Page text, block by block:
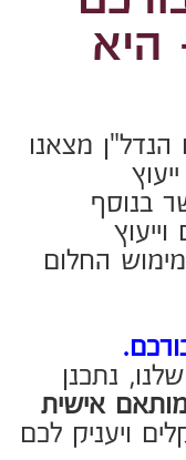
עבורכם.
שלנו, נתכנן
משכנתאות בליווי
הכלכלית הגדולה
הבנקים הם גופים
אינו חופף
לתמונה, תפקידנו
מול המערכת
לנהל משא ומתן לא
התנאים הסובבים
פיננסית
ובשינויים עתידיים
המותאמת